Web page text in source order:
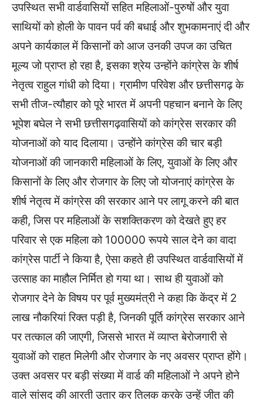
उपस्थित सभी वार्डवासियों सहित महिलाओं-पुरुषों और युवा
साथियों को होली के पावन पर्व की बधाई और शुभकामनाएं दी और
अपने कार्यकाल में किसानों को आज उनकी उपज का उचित
मूल्य जो प्राप्त हो रहा है, इसका श्रेय उन्होंने कांग्रेस के शीर्ष
नेतृत्व राहुल गांधी को दिया। ग्रामीण परिवेश और छत्तीसगढ़ के
सभी तीज-त्यौहार को पूरे भारत में अपनी पहचान बनाने के लिए
भूपेश बघेल ने सभी छत्तीसगढ़वासियों को कांग्रेस सरकार की
योजनाओं को याद दिलाया। उन्होंने कांग्रेस की चार बड़ी
योजनाओं की जानकारी महिलाओं के लिए, युवाओं के लिए और
किसानों के लिए और रोजगार के लिए जो योजनाएं कांग्रेस के
शीर्ष नेतृत्व में कांग्रेस की सरकार आने पर लागू करने की बात
कही, जिस पर महिलाओं के सशक्तिकरण को देखते हुए हर
परिवार से एक महिला को 100000 रूपये साल देने का वादा
कांग्रेस पार्टी ने किया है, ऐसा कहते ही उपस्थित वार्डवासियों में
उत्साह का माहौल निर्मित हो गया था। साथ ही युवाओं को
रोजगार देने के विषय पर पूर्व मुख्यमंत्री ने कहा कि केंद्र में 2
लाख नौकरियां रिक्त पड़ी है, जिनकी पूर्ति कांग्रेस सरकार आने
पर तत्काल की जाएगी, जिससे भारत में व्याप्त बेरोजगारी से
युवाओं को राहत मिलेगी और रोजगार के नए अवसर प्राप्त होंगे।
उक्त अवसर पर बड़ी संख्या में वार्ड की महिलाओं ने अपने होने
वाले सांसद की आरती उतार कर तिलक करके उन्हें जीत की